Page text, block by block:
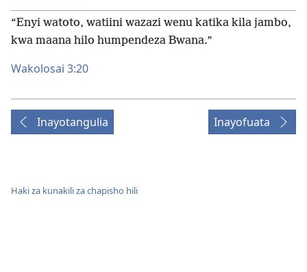
“Enyi watoto, watiini wazazi wenu katika kila jambo,
kwa maana hilo humpendeza Bwana.”
Wakolosai 3:​20
Inayotangulia Inayofuata
Haki za kunakili za chapisho hili